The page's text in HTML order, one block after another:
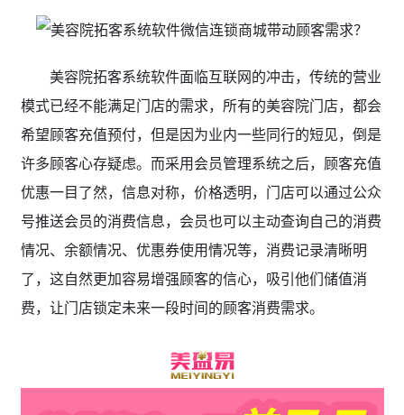
美容院拓客系统软件面临互联网的冲击，传统的营业
模式已经不能满足门店的需求，所有的美容院门店，都会
希望顾客充值预付，但是因为业内一些同行的短见，倒是
许多顾客心存疑虑。而采用会员管理系统之后，顾客充值
优惠一目了然，信息对称，价格透明，门店可以通过公众
号推送会员的消费信息，会员也可以主动查询自己的消费
情况、余额情况、优惠券使用情况等，消费记录清晰明
了，这自然更加容易增强顾客的信心，吸引他们储值消
费，让门店锁定未来一段时间的顾客消费需求。